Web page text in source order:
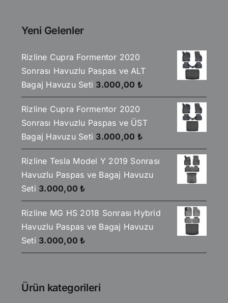
Yeni Gelenler
Rizline Cupra Formentor 2020
Sonrası Havuzlu Paspas ve ALT
Bagaj Havuzu Seti 3.000,00 ₺
Rizline Cupra Formentor 2020
Sonrası Havuzlu Paspas ve ÜST
Bagaj Havuzu Seti 3.000,00 ₺
Rizline Tesla Model Y 2019 Sonrası
Havuzlu Paspas ve Bagaj Havuzu
Seti 3.000,00 ₺
Rizline MG HS 2018 Sonrası Hybrid
Havuzlu Paspas ve Bagaj Havuzu
Seti 3.000,00 ₺
Ürün kategorileri